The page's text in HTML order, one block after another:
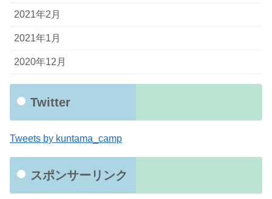
2021年2月
2021年1月
2020年12月
Twitter
Tweets by kuntama_camp
スポンサーリンク